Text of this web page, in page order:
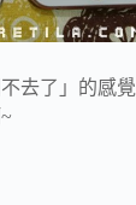
去了」的感覺